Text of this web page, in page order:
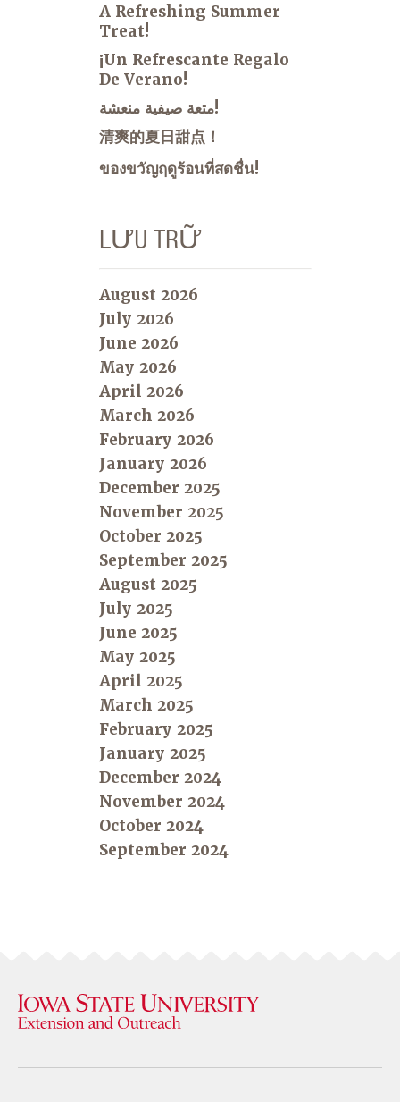
A Refreshing Summer
Treat!
¡Un Refrescante Regalo
De Verano!
متعة صيفية منعشة!
清爽的夏日甜点！
ของขวัญฤดูร้อนที่สดชื่น!
LƯU TRỮ
August 2026
July 2026
June 2026
May 2026
April 2026
March 2026
February 2026
January 2026
December 2025
November 2025
October 2025
September 2025
August 2025
July 2025
June 2025
May 2025
April 2025
March 2025
February 2025
January 2025
December 2024
November 2024
October 2024
September 2024